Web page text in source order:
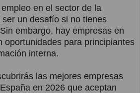
en el sector de la
un desafío si no tienes
embargo, hay empresas en
oportunidades para principiantes
interna.
las mejores empresas
en 2026 que aceptan